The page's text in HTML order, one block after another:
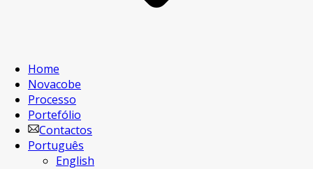
Home
Novacobe
Processo
Portefólio
Contactos
Português
English